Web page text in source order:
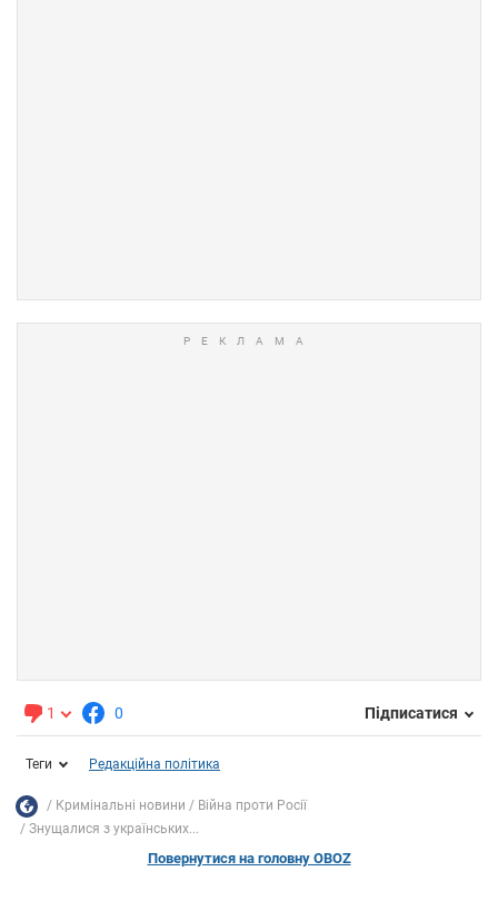
1 0 Підписатися
Теги Редакційна політика
Кримінальні новини
Війна проти Росії
Знущалися з українських...
Повернутися на головну OBOZ